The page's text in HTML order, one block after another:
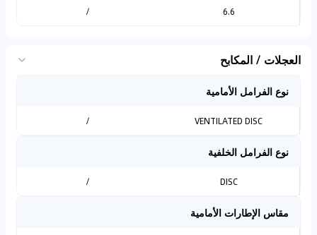
6.6
/
العجلات / المكابح
نوع الفرامل الأمامية
VENTILATED DISC
/
نوع الفرامل الخلفية
DISC
/
مقاس الإطارات الأمامية